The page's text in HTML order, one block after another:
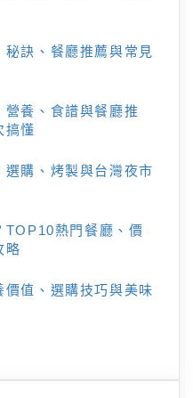
秘訣、餐廳推薦與常見
營養、食譜與餐廳推
搞懂
選購、烤製與台灣夜市
TOP10熱門餐廳、價
略
價值、選購技巧與美味